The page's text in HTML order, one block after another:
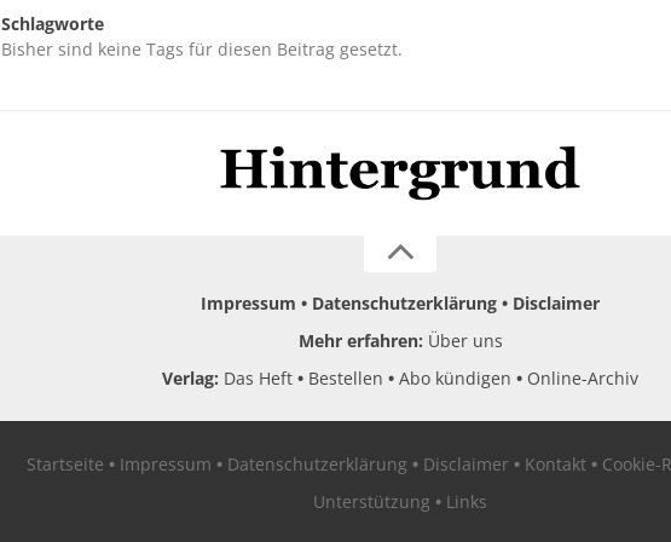
Schlagworte
Bisher sind keine Tags für diesen Beitrag gesetzt.
Impressum Datenschutzerklärung
Disclaimer
Mehr erfahren: Über uns
Verlag: Das Heft Bestellen Abo kündigen Online-Archiv
Startseite Impressum Datenschutzerklärung Disclaimer Kontakt
Cookie-
Unterstützung
Links